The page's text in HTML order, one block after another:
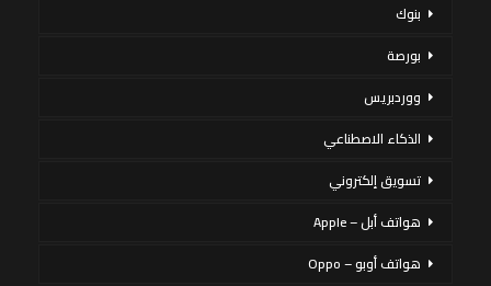
بنوك
بورصة
ووردبريس
الذكاء الاصطناعي
تسويق إلكتروني
هواتف أبل – Apple
هواتف أوبو – Oppo